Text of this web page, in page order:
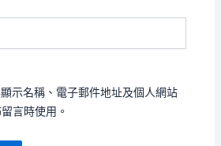
示名稱、電子郵件地址及個人網站
言時使用。